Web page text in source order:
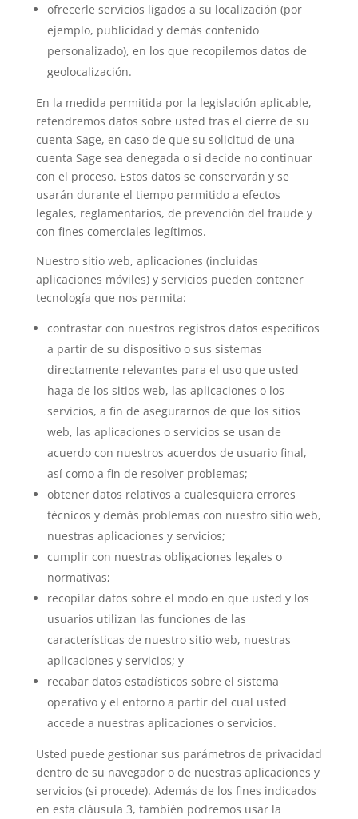
ofrecerle servicios ligados a su localización (por
ejemplo, publicidad y demás contenido
personalizado), en los que recopilemos datos de
geolocalización.
En la medida permitida por la legislación aplicable,
retendremos datos sobre usted tras el cierre de su
cuenta Sage, en caso de que su solicitud de una
cuenta Sage sea denegada o si decide no continuar
con el proceso. Estos datos se conservarán y se
usarán durante el tiempo permitido a efectos
legales, reglamentarios, de prevención del fraude y
con fines comerciales legítimos.
Nuestro sitio web, aplicaciones (incluidas
aplicaciones móviles) y servicios pueden contener
tecnología que nos permita:
contrastar con nuestros registros datos específicos
a partir de su dispositivo o sus sistemas
directamente relevantes para el uso que usted
haga de los sitios web, las aplicaciones o los
servicios, a fin de asegurarnos de que los sitios
web, las aplicaciones o servicios se usan de
acuerdo con nuestros acuerdos de usuario final,
así como a fin de resolver problemas;
obtener datos relativos a cualesquiera errores
técnicos y demás problemas con nuestro sitio web,
nuestras aplicaciones y servicios;
cumplir con nuestras obligaciones legales o
normativas;
recopilar datos sobre el modo en que usted y los
usuarios utilizan las funciones de las
características de nuestro sitio web, nuestras
aplicaciones y servicios; y
recabar datos estadísticos sobre el sistema
operativo y el entorno a partir del cual usted
accede a nuestras aplicaciones o servicios.
Usted puede gestionar sus parámetros de privacidad
dentro de su navegador o de nuestras aplicaciones y
servicios (si procede). Además de los fines indicados
en esta cláusula 3, también podremos usar la